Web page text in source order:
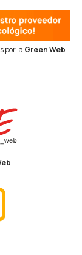
por la Green Web